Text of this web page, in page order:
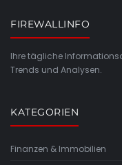
FIREWALLINFO
Ihre tägliche
Trends und Analysen.
KATEGORIEN
Finanzen & Immobilien